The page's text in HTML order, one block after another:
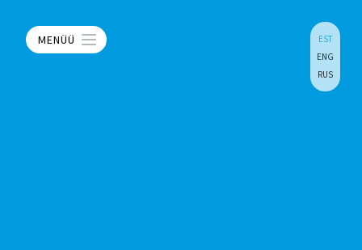
MENÜÜ
EST
ENG
RUS